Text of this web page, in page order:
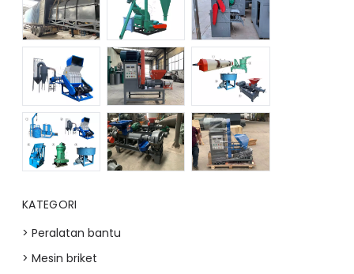
KATEGORI
> Peralatan bantu
> Mesin briket